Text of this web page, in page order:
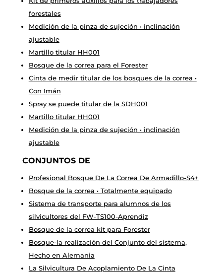
forestales
Medición de la pinza de sujeción • inclinación
ajustable
Martillo titular HH001
Bosque de la correa para el Forester
Cinta de medir titular de los bosques de la correa •
Con Imán
Spray se puede titular de la SDH001
Martillo titular HH001
Medición de la pinza de sujeción • inclinación
ajustable
CONJUNTOS DE
Profesional Bosque De La Correa De Armadillo-S4+
Bosque de la correa • Totalmente equipado
Sistema de transporte para alumnos de los
silvicultores del FW-TS100-Aprendiz
Bosque de la correa kit para Forester
Bosque-la realización del Conjunto del sistema,
Hecho en Alemania
La Silvicultura De Acoplamiento De La Cinta